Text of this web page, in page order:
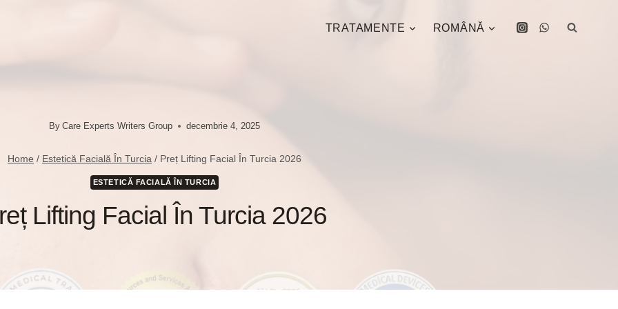
TRATAMENTE ROMÂNĂ
By Care Experts Writers Group decembrie 4, 2025
Home / Estetică Facială În Turcia / Preț Lifting Facial În Turcia 2026
ESTETICĂ FACIALĂ ÎN TURCIA
Lifting Facial În Turcia 2026